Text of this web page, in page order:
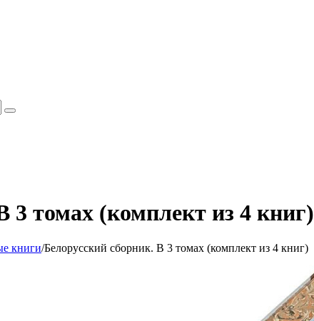
3 томах (комплект из 4 книг)
книги/Белорусский сборник. В 3 томах (комплект из 4 книг)